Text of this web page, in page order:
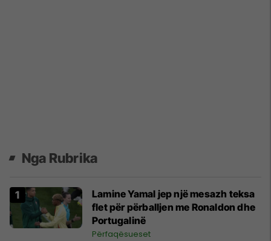
Nga Rubrika
Lamine Yamal jep një mesazh teksa
flet për përballjen me Ronaldon dhe
Portugalinë
Përfaqësueset